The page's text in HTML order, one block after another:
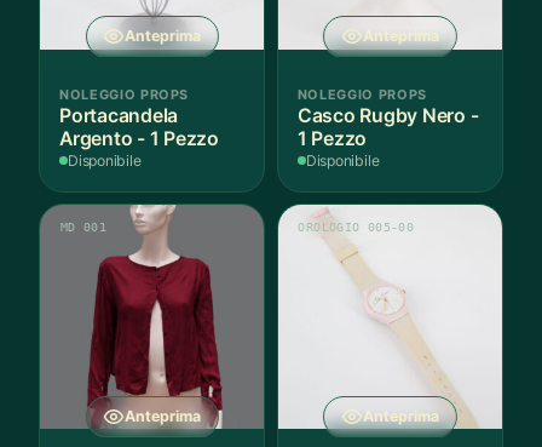
Anteprima
NOLEGGIO PROPS
Portacandela
Argento - 1 Pezzo
Disponibile
Anteprima
NOLEGGIO PROPS
Casco Rugby Nero -
1 Pezzo
Disponibile
Anteprima
MD 001
Anteprima
OROLOGIO 005-00